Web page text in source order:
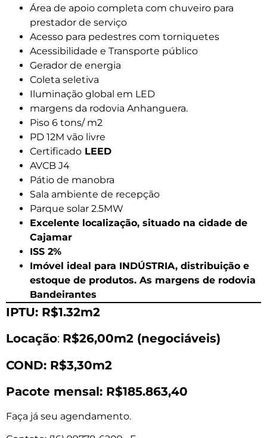
Área de apoio completa com chuveiro para
prestador de serviço
Acesso para pedestres com torniquetes
Acessibilidade e Transporte público
Gerador de energia
Coleta seletiva
Iluminação global em LED
margens da rodovia Anhanguera.
Piso 6 tons/ m2
PD 12M vão livre
Certificado LEED
AVCB J4
Pátio de manobra
Sala ambiente de recepção
Parque solar 2.5MW
Excelente localização, situado na cidade de
Cajamar
ISS 2%
Imóvel ideal para INDÚSTRIA, distribuição e
estoque de produtos. As margens de rodovia
Bandeirantes
IPTU: R$1.32m2
Locação: R$26,00m2 (negociáveis)
COND: R$3,30m2
Pacote mensal: R$185.863,40
Faça já seu agendamento.